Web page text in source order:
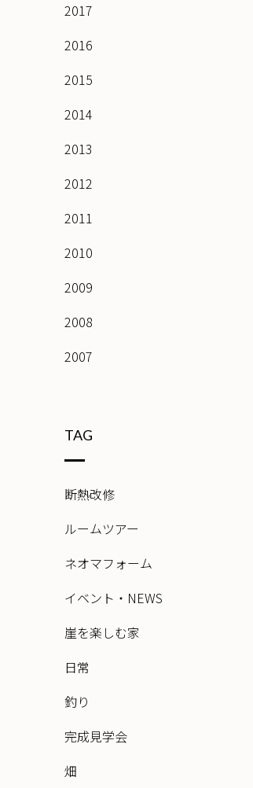
2017
2016
2015
2014
2013
2012
2011
2010
2009
2008
2007
TAG
断熱改修
ルームツアー
ネオマフォーム
イベント・NEWS
崖を楽しむ家
日常
釣り
完成見学会
畑